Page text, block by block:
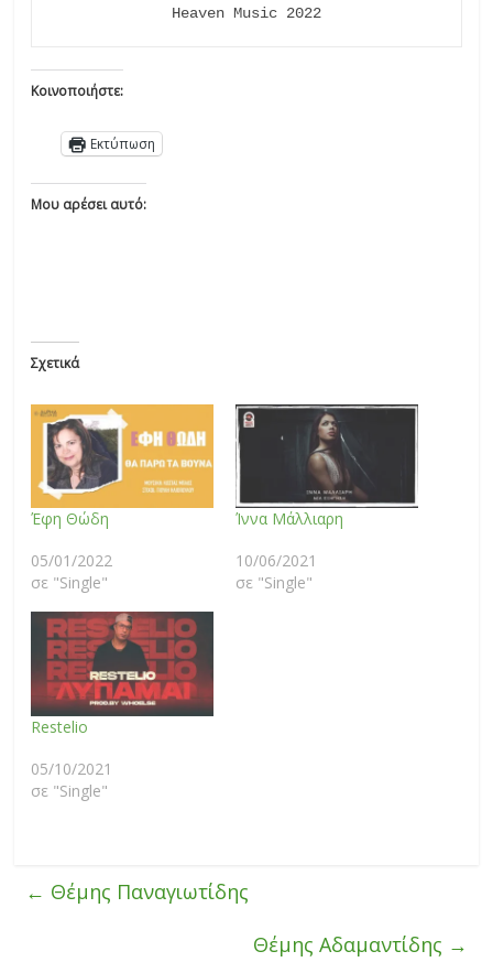
Heaven Music 2022
Κοινοποιήστε:
Εκτύπωση
Μου αρέσει αυτό:
Σχετικά
Έφη Θώδη
05/01/2022
σε "Single"
Ίννα Μάλλιαρη
10/06/2021
σε "Single"
Restelio
05/10/2021
σε "Single"
← Θέμης Παναγιωτίδης
Θέμης Αδαμαντίδης →